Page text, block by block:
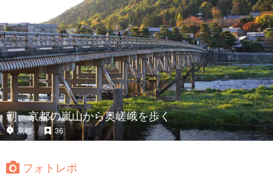
朝、京都の嵐山から奥嵯峨を歩く
京都 36
フォトレポ